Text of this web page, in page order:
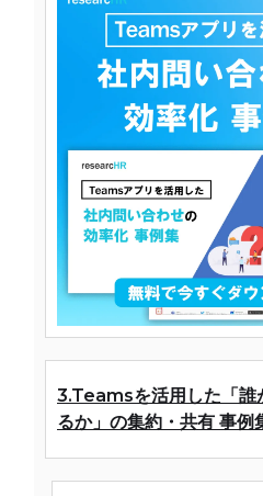
3.Teamsを活用した「誰
るか」の集約・共有 事例